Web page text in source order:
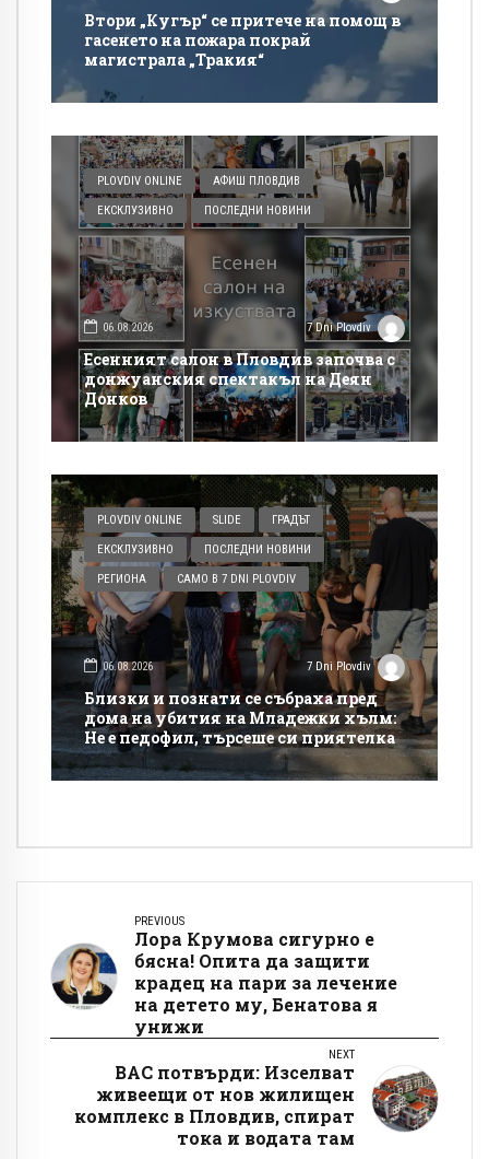
Втори „Кугър“ се притече на помощ в
гасенето на пожара покрай
магистрала „Тракия“
PLOVDIV ONLINE АФИШ ПЛОВДИВ
ЕКСКЛУЗИВНО ПОСЛЕДНИ НОВИНИ
06.08.2026 7 Dni Plovdiv
Есенният салон в Пловдив започва с
донжуанския спектакъл на Деян
Донков
PLOVDIV ONLINE SLIDE ГРАДЪТ
ЕКСКЛУЗИВНО ПОСЛЕДНИ НОВИНИ
РЕГИОНА САМО В 7 DNI PLOVDIV
06.08.2026 7 Dni Plovdiv
Близки и познати се събраха пред
дома на убития на Младежки хълм:
Не е педофил, търсеше си приятелка
PREVIOUS
Лора Крумова сигурно е
бясна! Опита да защити
крадец на пари за лечение
на детето му, Бенатова я
унижи
NEXT
ВАС потвърди: Изселват
живеещи от нов жилищен
комплекс в Пловдив, спират
тока и водата там